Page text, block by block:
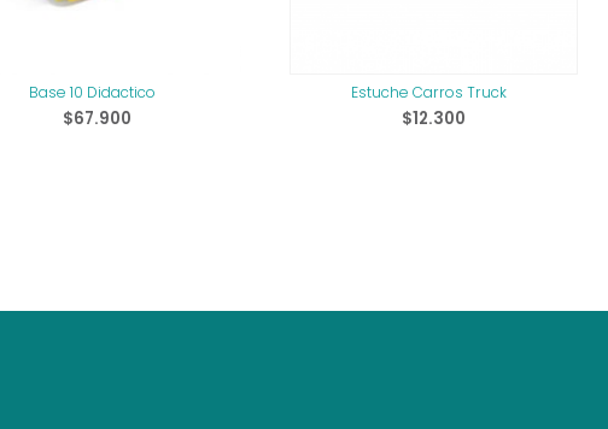
Base 10 Didactico
$67.900
Estuche Carros Truck
$12.300